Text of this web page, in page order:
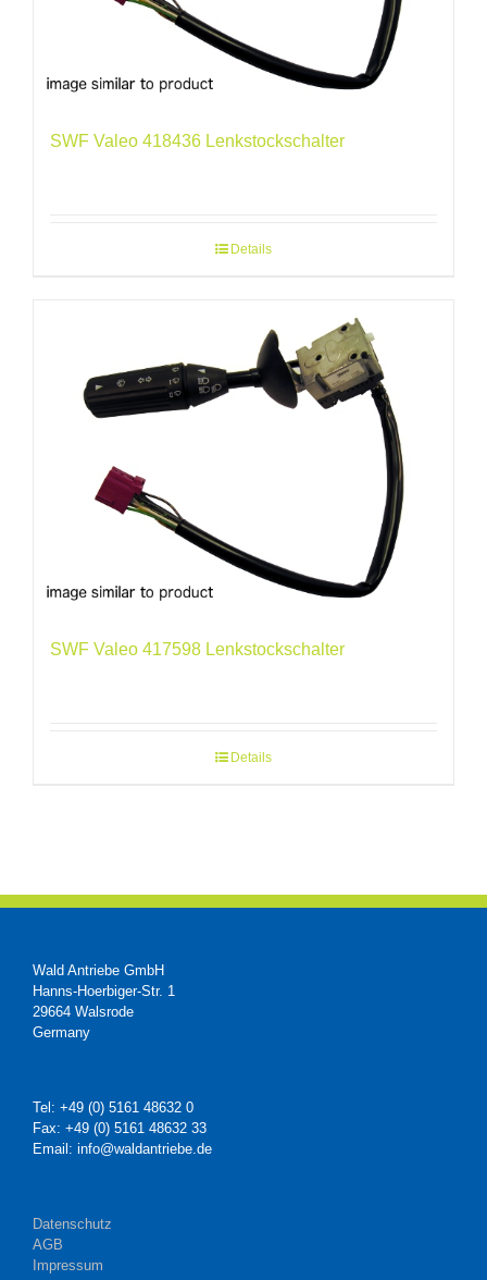
SWF Valeo 418436 Lenkstockschalter
Details
SWF Valeo 417598 Lenkstockschalter
Details
Wald Antriebe GmbH
Hanns-Hoerbiger-Str. 1
29664 Walsrode
Germany
Tel: +49 (0) 5161 48632 0
Fax: +49 (0) 5161 48632 33
Email: info@waldantriebe.de
Datenschutz
AGB
Impressum